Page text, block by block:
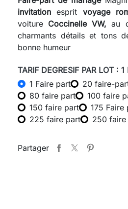
invitationesprit voyage
voiture Coccinelle VW,au
charmants détails et tons
bonne humeur
TARIF DEGRESIF PAR LOT :
1 Faire part
20 faire-
80 faire part
100 faire
150 faire part
175 Faire
225 faire part
250 faire
Partager